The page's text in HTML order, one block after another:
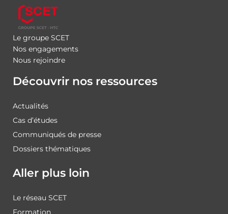
Le groupe SCET
Nos engagements
Nous rejoindre
Découvrir nos ressources
Actualités
Cas d’études
Communiqués de presse
Dossiers thématiques
Aller plus loin
Le réseau SCET
Formation